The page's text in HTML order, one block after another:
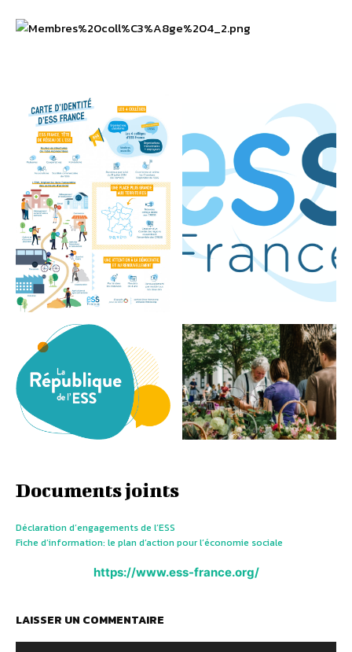
Documents joints
Déclaration d’engagements de l’ESS
Fiche d’information: le plan d’action pour l’économie sociale
https://www.ess-france.org/
LAISSER UN COMMENTAIRE